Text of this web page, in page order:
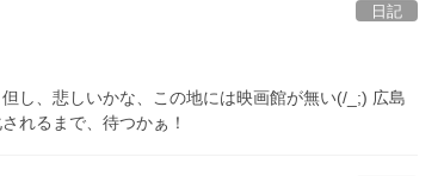
日記
し、悲しいかな、この地には映画館が無い(/_;) 広島
れるまで、待つかぁ！